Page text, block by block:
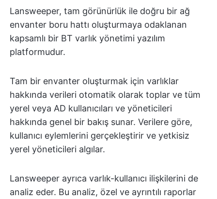
Lansweeper, tam görünürlük ile doğru bir ağ
envanter boru hattı oluşturmaya odaklanan
kapsamlı bir BT varlık yönetimi yazılım
platformudur.
Tam bir envanter oluşturmak için varlıklar
hakkında verileri otomatik olarak toplar ve tüm
yerel veya AD kullanıcıları ve yöneticileri
hakkında genel bir bakış sunar. Verilere göre,
kullanıcı eylemlerini gerçekleştirir ve yetkisiz
yerel yöneticileri algılar.
Lansweeper ayrıca varlık-kullanıcı ilişkilerini de
analiz eder. Bu analiz, özel ve ayrıntılı raporlar